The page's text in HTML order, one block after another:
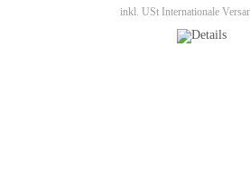
inkl. USt Internationale